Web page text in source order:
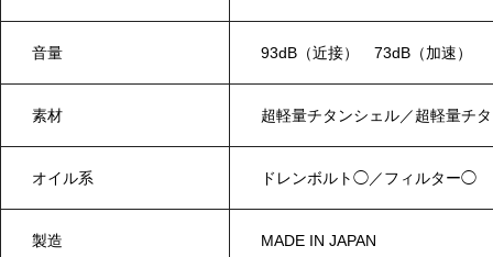
音量 93dB（近接） 73dB（加速）
素材 超軽量チタンシェル／超軽量チ
オイル系 ドレンボルト◯／フィルター◯
製造 MADE IN JAPAN